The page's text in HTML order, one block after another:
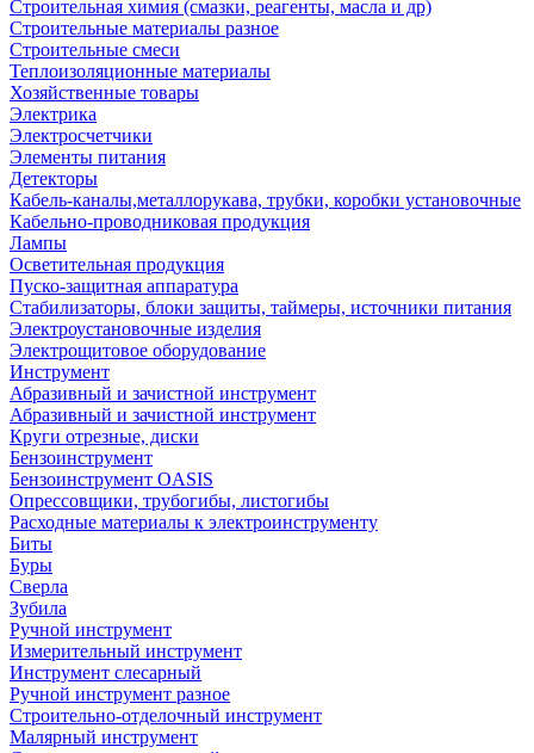
Строительная химия (смазки, реагенты, масла и др)
Строительные материалы разное
Строительные смеси
Теплоизоляционные материалы
Хозяйственные товары
Электрика
Электросчетчики
Элементы питания
Детекторы
Кабель-каналы,металлорукава, трубки, коробки установочные
Кабельно-проводниковая продукция
Лампы
Осветительная продукция
Пуско-защитная аппаратура
Стабилизаторы, блоки защиты, таймеры, источники питания
Электроустановочные изделия
Электрощитовое оборудование
Инструмент
Абразивный и зачистной инструмент
Абразивный и зачистной инструмент
Круги отрезные, диски
Бензоинструмент
Бензоинструмент OASIS
Опрессовщики, трубогибы, листогибы
Расходные материалы к электроинструменту
Биты
Буры
Сверла
Зубила
Ручной инструмент
Измерительный инструмент
Инструмент слесарный
Ручной инструмент разное
Строительно-отделочный инструмент
Малярный инструмент